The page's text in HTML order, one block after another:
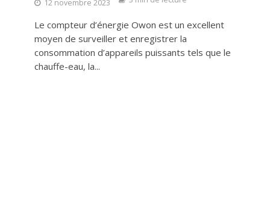
12 novembre 2023
Le compteur d’énergie Owon est un excellent
moyen de surveiller et enregistrer la
consommation d’appareils puissants tels que le
chauffe-eau, la...